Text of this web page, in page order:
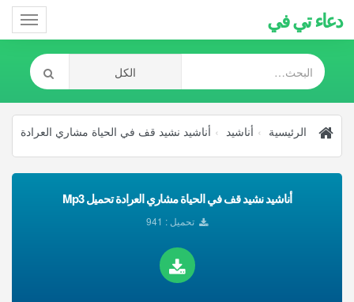
دعاء تي في
الرئيسية أناشيد أناشيد نشيد قف في الحياة مشاري العرادة
أناشيد نشيد قف في الحياة مشاري العرادة تحميل Mp3
تحميل : 941